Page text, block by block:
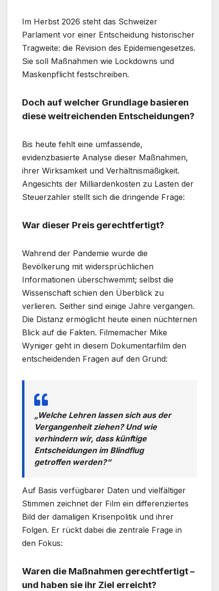
Im Herbst 2026 steht das Schweizer
Parlament vor einer Entscheidung historischer
Tragweite: die Revision des Epidemiengesetzes.
Sie soll Maßnahmen wie Lockdowns und
Maskenpflicht festschreiben.
Doch auf welcher Grundlage basieren
diese weitreichenden Entscheidungen?
Bis heute fehlt eine umfassende,
evidenzbasierte Analyse dieser Maßnahmen,
ihrer Wirksamkeit und Verhältnismäßigkeit.
Angesichts der Milliardenkosten zu Lasten der
Steuerzahler stellt sich die dringende Frage:
War dieser Preis gerechtfertigt?
Wahrend der Pandemie wurde die
Bevölkerung mit widersprüchlichen
Informationen überschwemmt; selbst die
Wissenschaft schien den Überblick zu
verlieren. Seither sind einige Jahre vergangen.
Die Distanz ermöglicht heute einen nüchternen
Blick auf die Fakten. Filmemacher Mike
Wyniger geht in diesem Dokumentarfilm den
entscheidenden Fragen auf den Grund:
„Welche Lehren lassen sich aus der
Vergangenheit ziehen? Und wie
verhindern wir, dass künftige
Entscheidungen im Blindflug
getroffen werden?“
Auf Basis verfügbarer Daten und vielfältiger
Stimmen zeichnet der Film ein differenziertes
Bild der damaligen Krisenpolitik und ihrer
Folgen. Er rückt dabei die zentrale Frage in
den Fokus:
Waren die Maßnahmen gerechtfertigt –
und haben sie ihr Ziel erreicht?